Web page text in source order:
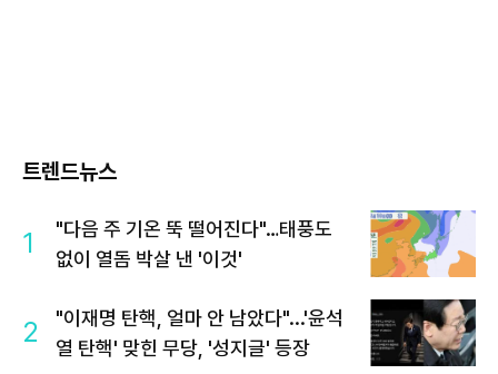
트렌드뉴스
1
"다음 주 기온 뚝 떨어진다"…태풍도
없이 열돔 박살 낸 '이것'
2
"이재명 탄핵, 얼마 안 남았다"...'윤석
열 탄핵' 맞힌 무당, '성지글' 등장